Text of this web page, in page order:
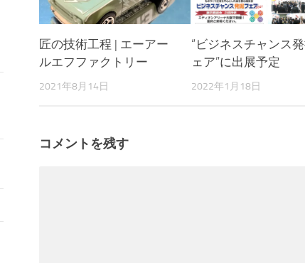
匠の技術工程 | エーアー
ルエフファクトリー
2021年8月14日
“ビジネスチャンス
ェア”に出展予定
2022年1月18日
コメントを残す